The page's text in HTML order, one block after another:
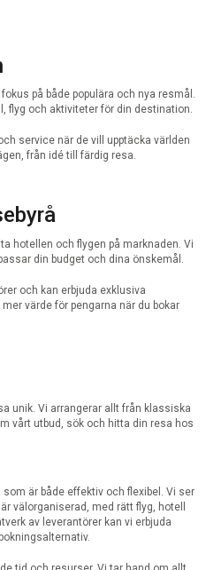
på både populära och nya resmål.
flyg och aktiviteter för din destination.
service när de vill upptäcka världen
från idé till färdig resa.
hotellen och flygen på marknaden. Vi
din budget och dina önskemål.
och kan erbjuda exklusiva
värde för pengarna när du bokar
unik. Vi arrangerar allt från klassiska
vårt utbud, sök och hitta din resa hos
som är både effektiv och flexibel. Vi ser
välorganiserad, med rätt flyg, hotell
av leverantörer kan vi erbjuda